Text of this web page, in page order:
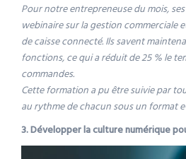
Pour notre entrepreneuse du mois,
webinaire sur la gestion commerciale
de caisse connecté. Ils savent
fonctions, ce qui a réduit de 25 % le
commandes.
Cette formation a pu être suivie par
au rythme de chacun sous un format
3. Développer la culture numérique